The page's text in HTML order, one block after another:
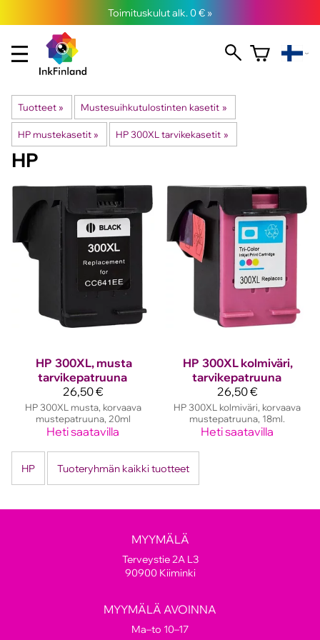
Toimituskulut alk. 0 € »
Tuotteet ‪» Mustesuihkutulostinten kasetit ‪»
HP mustekasetit ‪» HP 300XL tarvikekasetit ‪»
HP
HP 300XL, musta
tarvikepatruuna
26,50 €
HP 300XL musta, korvaava
mustepatruuna, 20ml
Heti saatavilla
HP 300XL kolmiväri,
tarvikepatruuna
26,50 €
HP 300XL kolmiväri, korvaava
mustepatruuna, 18ml.
Heti saatavilla
HP Tuoteryhmän kaikki tuotteet
MYYMÄLÄ
Terveystie 2A L3
90900 Kiiminki
MYYMÄLÄ AVOINNA
Ma–to 10–17